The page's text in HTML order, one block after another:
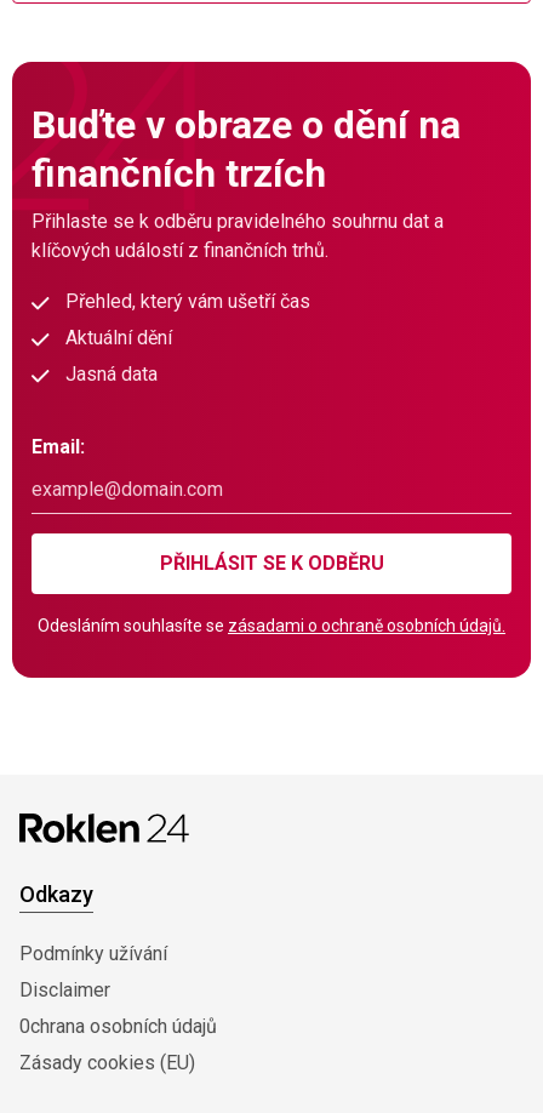
Buďte v obraze o dění na
finančních trzích
Přihlaste se k odběru pravidelného souhrnu dat a
klíčových událostí z finančních trhů.
Přehled, který vám ušetří čas
Aktuální dění
Jasná data
Email:
PŘIHLÁSIT SE K ODBĚRU
Odesláním souhlasíte se zásadami o ochraně osobních údajů.
Odkazy
Podmínky užívání
Disclaimer
0chrana osobních údajů
Zásady cookies (EU)